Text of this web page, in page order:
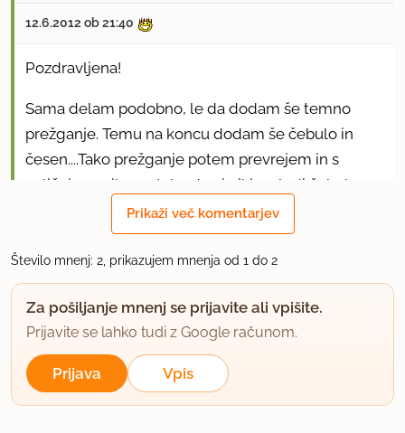
12.6.2012 ob 21:40
Pozdravljena!
Sama delam podobno, le da dodam še temno
prežganje. Temu na koncu dodam še čebulo in
česen....Tako prežganje potem prevrejem in s
paličnim smiksam,tako da ni nikjer sledi čebule.
Meni je tako pripravljena juhica bolj polnega okusa.
Preizkušeno pa je še boljša ,če dodam še svinjske
tačke. Ker jo v naši družini vsi obožujemo jo
skuham večji lonec. Preizkušeno je zelo dobra tudi
iz skrinje. Pomeni super kosilo za vse zelo
zaposlene mamice in lačne otroke.... Za plus pa še
palačinke in domač kompot...Dober tek !
uporabno
Prikaži več komentarjev
Število mnenj: 2, prikazujem mnenja od 1 do 2
Za pošiljanje mnenj se prijavite ali vpišite.
Prijavite se lahko tudi z Google računom.
Prijava Vpis